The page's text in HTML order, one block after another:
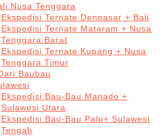
Nusa Tenggara
Ekspedisi Ternate Denpasar + Bali
Ekspedisi Ternate Mataram + Nusa
Tenggara Barat
Ekspedisi Ternate Kupang + Nusa
Tenggara Timur
Baubau
Ekspedisi Bau-Bau Manado +
Sulawesi Utara
Ekspedisi Bau-Bau Palu+ Sulawesi
Tengah